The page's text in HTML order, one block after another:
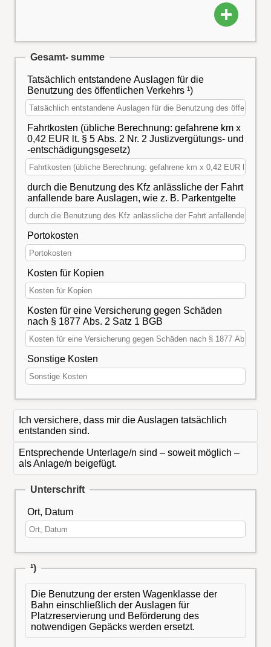
Gesamt- summe
Tatsächlich entstandene Auslagen für die
Benutzung des öffentlichen Verkehrs ¹)
Fahrtkosten (übliche Berechnung: gefahrene km x
0,42 EUR lt. § 5 Abs. 2 Nr. 2 Justizvergütungs- und
-entschädigungsgesetz)
durch die Benutzung des Kfz anlässliche der Fahrt
anfallende bare Auslagen, wie z. B. Parkentgelte
Portokosten
Kosten für Kopien
Kosten für eine Versicherung gegen Schäden
nach § 1877 Abs. 2 Satz 1 BGB
Sonstige Kosten
Ich versichere, dass mir die Auslagen tatsächlich
entstanden sind.
Entsprechende Unterlage/n sind – soweit möglich –
als Anlage/n beigefügt.
Unterschrift
Ort, Datum
¹)
Die Benutzung der ersten Wagenklasse der
Bahn einschließlich der Auslagen für
Platzreservierung und Beförderung des
notwendigen Gepäcks werden ersetzt.